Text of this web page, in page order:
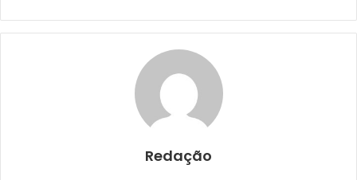
c
e
at
s
itt
er
ar
e
Redação